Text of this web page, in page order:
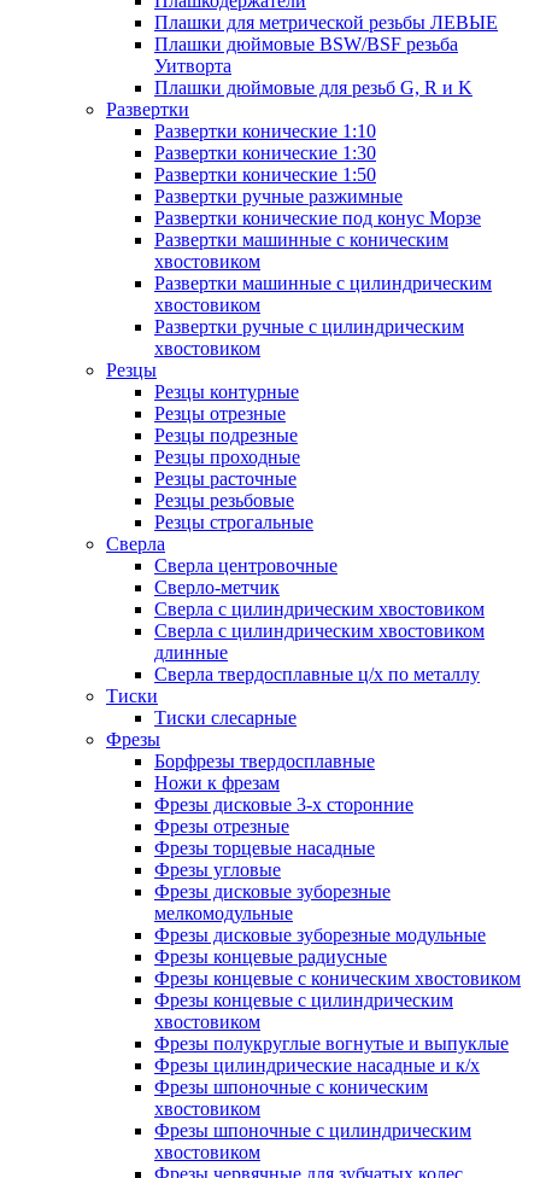
Плашки для метрической резьбы ЛЕВЫЕ
Плашки дюймовые BSW/BSF резьба
Уитворта
Плашки дюймовые для резьб G, R и K
Развертки
Развертки конические 1:10
Развертки конические 1:30
Развертки конические 1:50
Развертки ручные разжимные
Развертки конические под конус Морзе
Развертки машинные с коническим
хвостовиком
Развертки машинные с цилиндрическим
хвостовиком
Развертки ручные с цилиндрическим
хвостовиком
Резцы
Резцы контурные
Резцы отрезные
Резцы подрезные
Резцы проходные
Резцы расточные
Резцы резьбовые
Резцы строгальные
Сверла
Сверла центровочные
Сверло-метчик
Сверла с цилиндрическим хвостовиком
Сверла с цилиндрическим хвостовиком
длинные
Сверла твердосплавные ц/х по металлу
Тиски
Тиски слесарные
Фрезы
Борфрезы твердосплавные
Ножи к фрезам
Фрезы дисковые 3-х сторонние
Фрезы отрезные
Фрезы торцевые насадные
Фрезы угловые
Фрезы дисковые зуборезные
мелкомодульные
Фрезы дисковые зуборезные модульные
Фрезы концевые радиусные
Фрезы концевые с коническим хвостовиком
Фрезы концевые с цилиндрическим
хвостовиком
Фрезы полукруглые вогнутые и выпуклые
Фрезы цилиндрические насадные и к/х
Фрезы шпоночные с коническим
хвостовиком
Фрезы шпоночные с цилиндрическим
хвостовиком
Фрезы червячные для зубчатых колес